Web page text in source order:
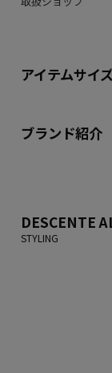
アイテムサイ
ブランド紹介
DESCENTE